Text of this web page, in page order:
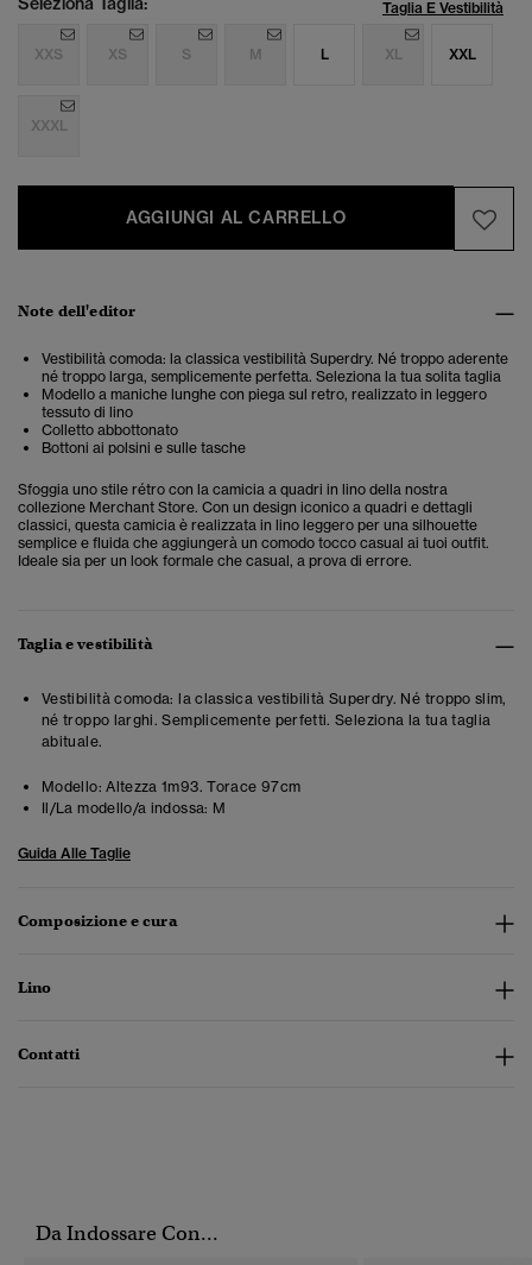
Taglia E Vestibilità
XXS XS S M L XL XXL
XXXL
AGGIUNGI AL CARRELLO
Note dell'editor
Vestibilità comoda: la classica vestibilità Superdry. Né troppo aderente
né troppo larga, semplicemente perfetta. Seleziona la tua solita taglia
Modello a maniche lunghe con piega sul retro, realizzato in leggero
tessuto di lino
Colletto abbottonato
Bottoni ai polsini e sulle tasche
Sfoggia uno stile rétro con la camicia a quadri in lino della nostra
collezione Merchant Store. Con un design iconico a quadri e dettagli
classici, questa camicia è realizzata in lino leggero per una silhouette
semplice e fluida che aggiungerà un comodo tocco casual ai tuoi outfit.
Ideale sia per un look formale che casual, a prova di errore.
Taglia e vestibilità
Vestibilità comoda: la classica vestibilità Superdry. Né troppo slim,
né troppo larghi. Semplicemente perfetti. Seleziona la tua taglia
abituale.
Modello: Altezza 1m93. Torace 97cm
Il/La modello/a indossa: M
Guida Alle Taglie
Composizione e cura
Lino
Contatti
Da Indossare Con...